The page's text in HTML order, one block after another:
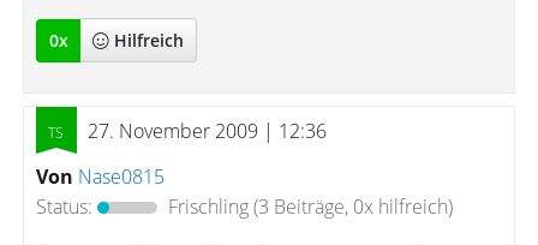
0x Hilfreich
27. November 2009 | 12:36
Von Nase0815
Status:
Frischling(3 Beiträge, 0x hilfreich)